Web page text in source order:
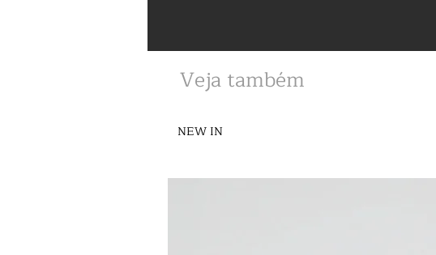
Veja também
NEW IN